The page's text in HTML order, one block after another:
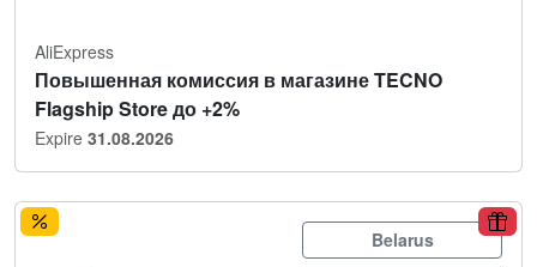
AliExpress
Повышенная комиссия в магазине TECNO
Flagship Store до +2%
Expire 31.08.2026
Belarus